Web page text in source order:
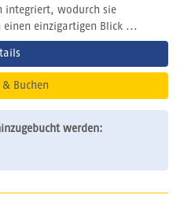
integriert, wodurch sie
einzigartigen Blick ...
Buchen
werden: